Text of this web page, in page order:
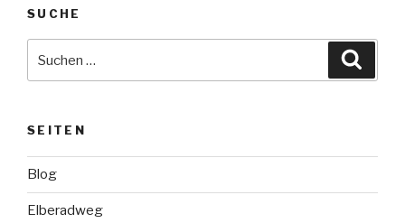
SUCHE
nach:
SEITEN
Blog
Elberadweg